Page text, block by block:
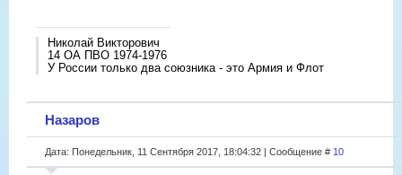
Николай Викторович
14 ОА ПВО 1974-1976
У России только два союзника - это Армия и Флот
Назаров
Дата: Понедельник, 11 Сентября 2017, 18:04:32 | Сообщение # 10